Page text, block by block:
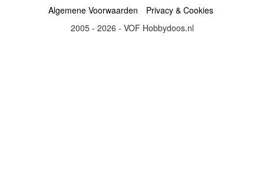
Algemene Voorwaarden
Privacy & Cookies
2005 - 2026 - VOF Hobbydoos.nl